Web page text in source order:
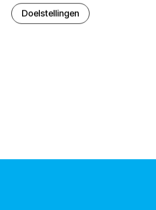
Doelstellingen